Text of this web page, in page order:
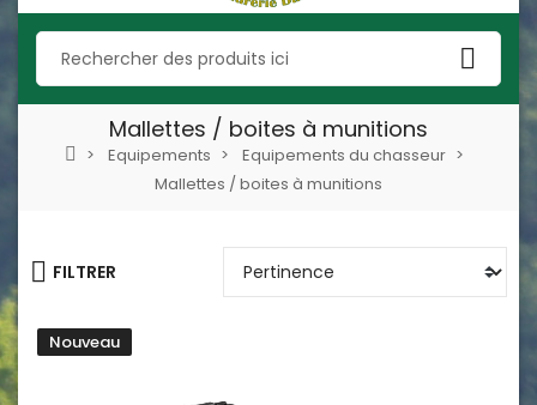
Mallettes / boites à munitions
Equipements
Equipements du chasseur
Mallettes / boites à munitions
FILTRER
Nouveau